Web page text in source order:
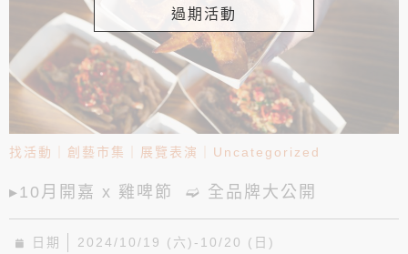
過期活動
找活動 創藝市集 展覽表演 Uncategorized
▸10月開嘉 x 雞啤節 ➫ 全品牌大公開
日期 2024/10/19 (六)-10/20 (日)